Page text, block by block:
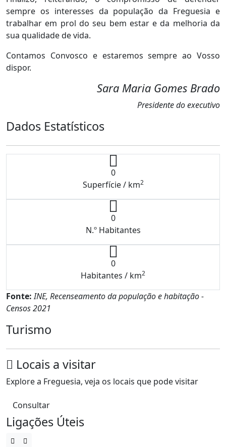
sempre os interesses da população da Freguesia e
trabalhar em prol do seu bem estar e da melhoria da
sua qualidade de vida.
Contamos Convosco e estaremos sempre ao Vosso
dispor.
Sara Maria Gomes Brado
Presidente do executivo
Dados Estatísticos
0
Superfície / km2
0
N.º Habitantes
0
Habitantes / km2
Fonte:INE, Recenseamento da população e habitação -
Censos 2021
Turismo
Locais a visitar
Explore a Freguesia, veja os locais que pode visitar
Consultar
Ligações Úteis